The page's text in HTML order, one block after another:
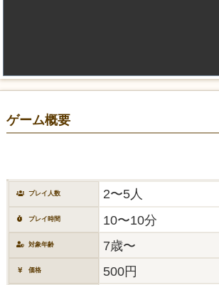
ゲーム概要
プレイ人数 2〜5人
プレイ時間 10〜10分
対象年齢 7歳〜
価格 500円